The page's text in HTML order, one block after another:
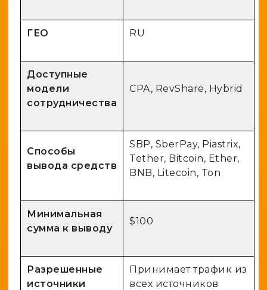
ГЕО RU
Доступные
модели
сотрудничества
CPA, RevShare, Hybrid
Способы
вывода средств
SBP, SberPay, Piastrix,
Tether, Bitcoin, Ether,
BNB, Litecoin, Ton
Минимальная
сумма к выводу
$100
Разрешенные
источники
Принимает трафик из
всех источников